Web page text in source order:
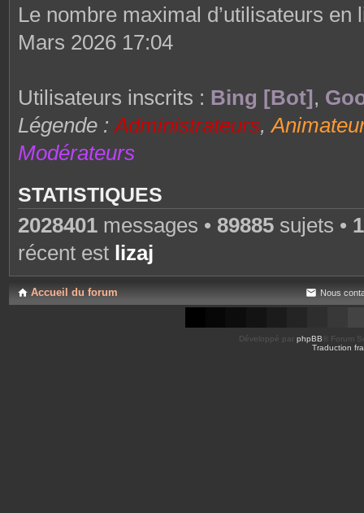
Le nombre maximal d’utilisateurs
Mars 2026 17:04
Utilisateurs inscrits : Bing [Bot],
Légende :Administrateurs,
Modérateurs
STATISTIQUES
2028401 messages • 89885 sujets •
récent est lizaj
Accueil du forum Nous
Développé par phpBB ® Forum
Traduction